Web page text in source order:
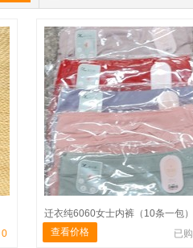
0
迁衣纯6060女士内裤（10条一包）
查看价格
已